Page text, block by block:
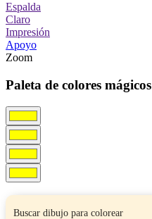
Espalda
Claro
Impresión
Apoyo
Zoom
Paleta de colores mágicos